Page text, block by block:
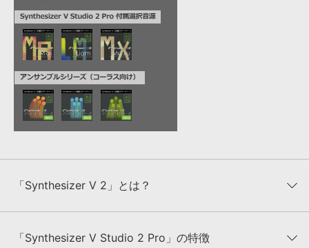
「Synthesizer V 2」とは？
ットワーク)を搭載した歌声合成技術です。
「Synthesizer V Studio 2 Pro」の特徴